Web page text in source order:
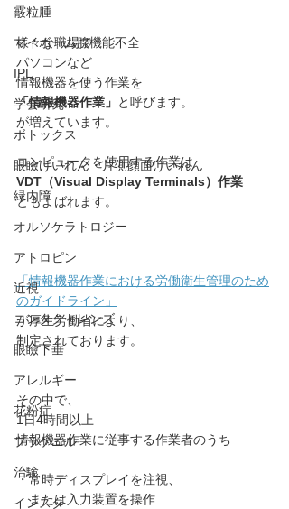
霰粒腫
マイボーム腺機能不全
IPL
学会研究
ボトックス
眼瞼けいれん・片側顔面けいれん
緑内障
オルソケラトロジー
アトロピン
近視
コンタクトレンズ
眼瞼下垂
アレルギー
花粉症
プラケニル
治験
インスタ
様々な職場で
パソコンなど
情報機器を使う作業を
「情報機器作業」 と呼びます。
が増えています。
コンピュータを使用する作業は
VDT（Visual Display Terminals）作業
ともよばれます。
「情報機器作業における労働衛生管理のため
のガイドライン」
が厚生労働省により、
制定されております。
その中で、
1日4時間以上
情報機器作業に従事する作業者のうち
・常時ディスプレイを注視、
または入力装置を操作